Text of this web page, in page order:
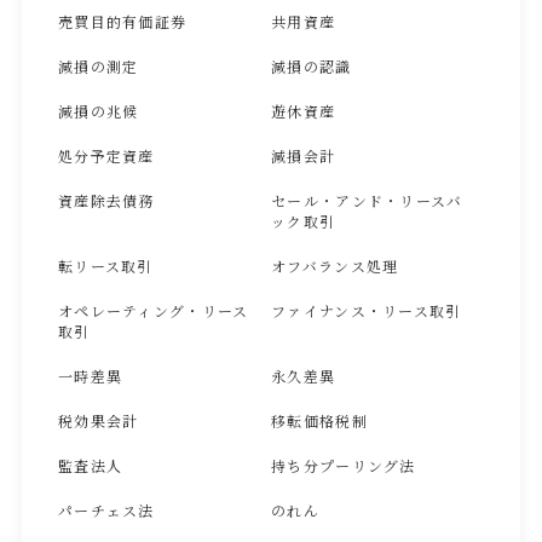
売買目的有価証券 共用資産
減損の測定 減損の認識
減損の兆候 遊休資産
処分予定資産 減損会計
資産除去債務
セール・アンド・リースバ
ック取引
転リース取引 オフバランス処理
オペレーティング・リース
取引
ファイナンス・リース取引
一時差異 永久差異
税効果会計 移転価格税制
監査法人 持ち分プーリング法
パーチェス法 のれん